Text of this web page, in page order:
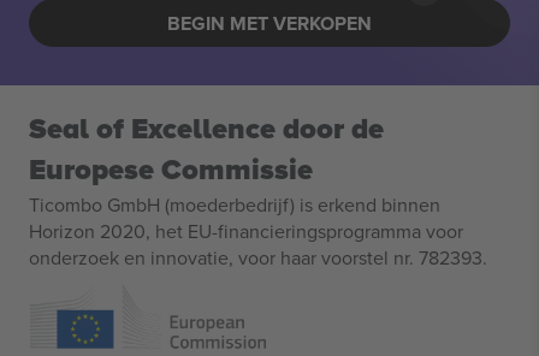
BEGIN MET VERKOPEN
Seal of Excellence door de
Europese Commissie
Ticombo GmbH (moederbedrijf) is erkend binnen
Horizon 2020, het EU-financieringsprogramma voor
onderzoek en innovatie, voor haar voorstel nr. 782393.